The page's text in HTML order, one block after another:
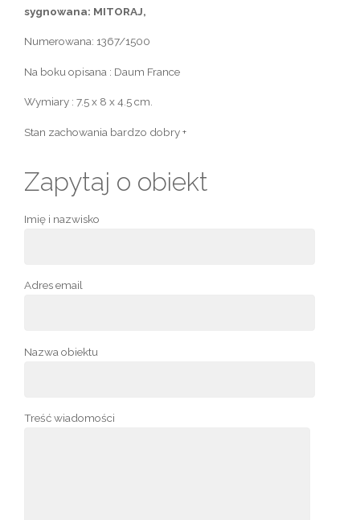
sygnowana: MITORAJ,
Numerowana: 1367/1500
Na boku opisana : Daum France
Wymiary : 7.5 x 8 x 4.5 cm.
Stan zachowania bardzo dobry +
Zapytaj o obiekt
Imię i nazwisko
Adres email
Nazwa obiektu
Treść wiadomości